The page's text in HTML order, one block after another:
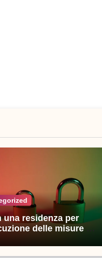
una residenza per
delle misure di
utili